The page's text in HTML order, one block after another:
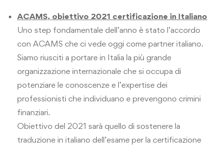
ACAMS, obiettivo 2021 certificazione in Italiano
Uno step fondamentale dell’anno è stato l’accordo
con ACAMS che ci vede oggi come partner italiano.
Siamo riusciti a portare in Italia la più grande
organizzazione internazionale che si occupa di
potenziare le conoscenze e l’expertise dei
professionisti che individuano e prevengono crimini
finanziari.
Obiettivo del 2021 sarà quello di sostenere la
traduzione in italiano dell’esame per la certificazione